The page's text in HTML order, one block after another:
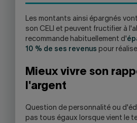
Les montants ainsi épargnés
son CELI et peuvent fructifier à
recommande habituellement d'
10 % de ses revenus pour
Mieux vivre son
l'argent
Question de personnalité ou
pas tous égaux lorsque vient le